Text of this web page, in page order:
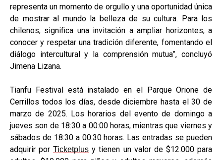
representa un momento de orgullo y una oportunidad única
de mostrar al mundo la belleza de su cultura. Para los
chilenos, significa una invitación a ampliar horizontes, a
conocer y respetar una tradición diferente, fomentando el
diálogo intercultural y la comprensión mutua”, concluyó
Jimena Lizana.
Tianfu Festival está instalado en el Parque Orione de
Cerrillos todos los días, desde diciembre hasta el 30 de
marzo de 2025. Los horarios del evento de domingo a
jueves son de 18:30 a 00:00 horas, mientras que viernes y
sábados de 18:30 a 00:30 horas. Las entradas se pueden
adquirir porTicketplus y tienen un valor de $12.000 para